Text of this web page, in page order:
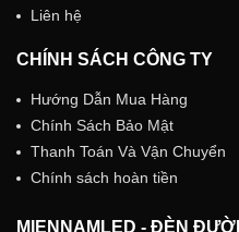
Liên hệ
CHÍNH SÁCH CÔNG TY
Hướng Dẫn Mua Hàng
Chính Sách Bảo Mật
Thanh Toán Và Vận Chuyển
Chính sách hoàn tiền
MIENNAMLED - ĐÈN